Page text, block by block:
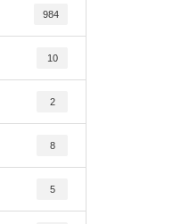
984
10
2
8
5